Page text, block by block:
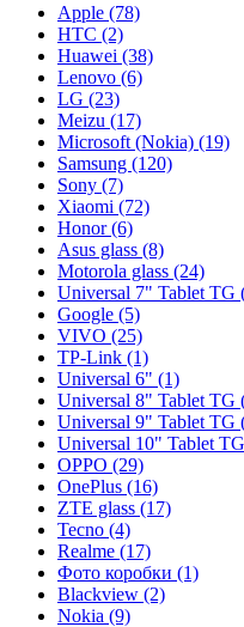
Apple (78)
HTC (2)
Huawei (38)
Lenovo (6)
LG (23)
Meizu (17)
Microsoft (Nokia) (19)
Samsung (120)
Sony (7)
Xiaomi (72)
Honor (6)
Asus glass (8)
Motorola glass (24)
Universal 7" Tablet TG
Google (5)
VIVO (25)
TP-Link (1)
Universal 6" (1)
Universal 8" Tablet TG
Universal 9" Tablet TG
Universal 10" Tablet
OPPO (29)
OnePlus (16)
ZTE glass (17)
Tecno (4)
Realme (17)
Фото коробки (1)
Blackview (2)
Nokia (9)